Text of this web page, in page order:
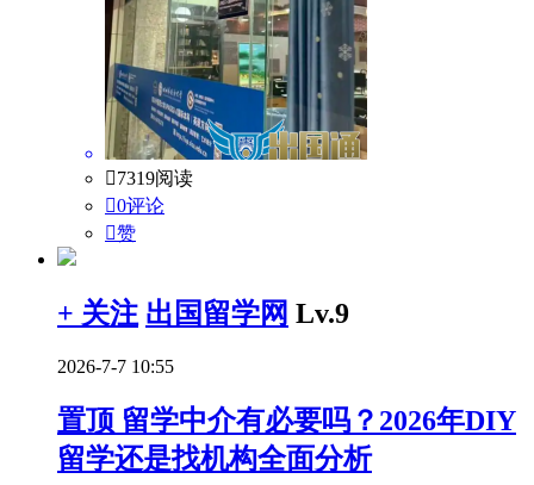
7319阅读
0评论
赞
+ 关注 出国留学网 Lv.9
2026-7-7 10:55
置顶 留学中介有必要吗？2026年DIY
留学还是找机构全面分析